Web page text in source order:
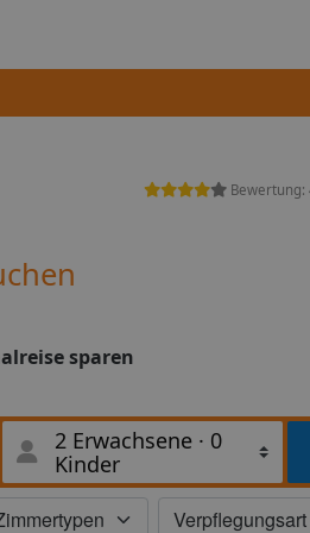
Bewertung:
sparen
2 Erwachsene · 0
Kinder